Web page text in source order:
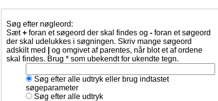
Søg efter nøgleord:
Sæt+ foran et søgeord der skal findes og - foran et søgeord
der skal udelukkes i søgningen. Skriv mange søgeord
adskilt med
og omgivet af parentes, når blot et af ordene
skal findes. Brug * som ubekendt for ukendte tegn.
Søg efter alle udtryk eller brug indtastet
søgeparameter
Søg efter alle udtryk